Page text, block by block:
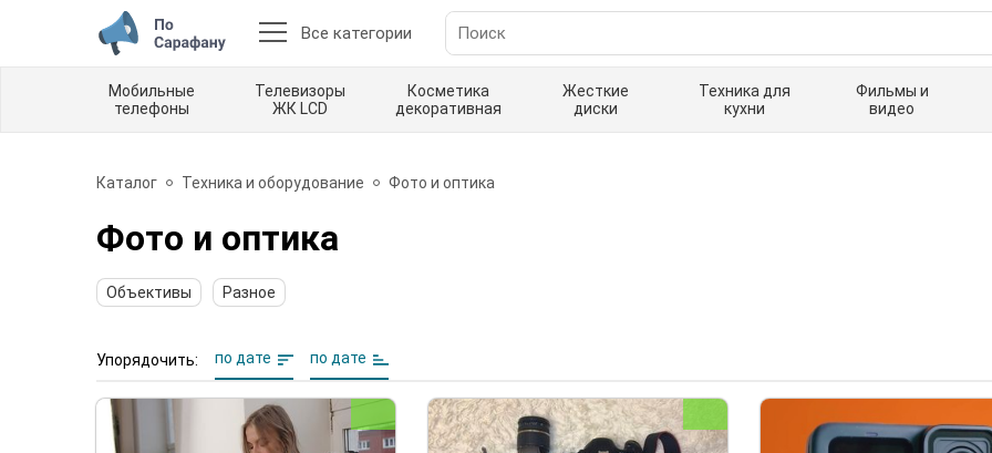
Все категории
Мобильные
телефоны
Телевизоры
ЖК LCD
Косметика
декоративная
Жесткие
диски
Техника для
кухни
Фильмы и
видео
Каталог Техника и оборудование Фото и оптика
Фото и оптика
Объективы Разное
Упорядочить: по дате по дате